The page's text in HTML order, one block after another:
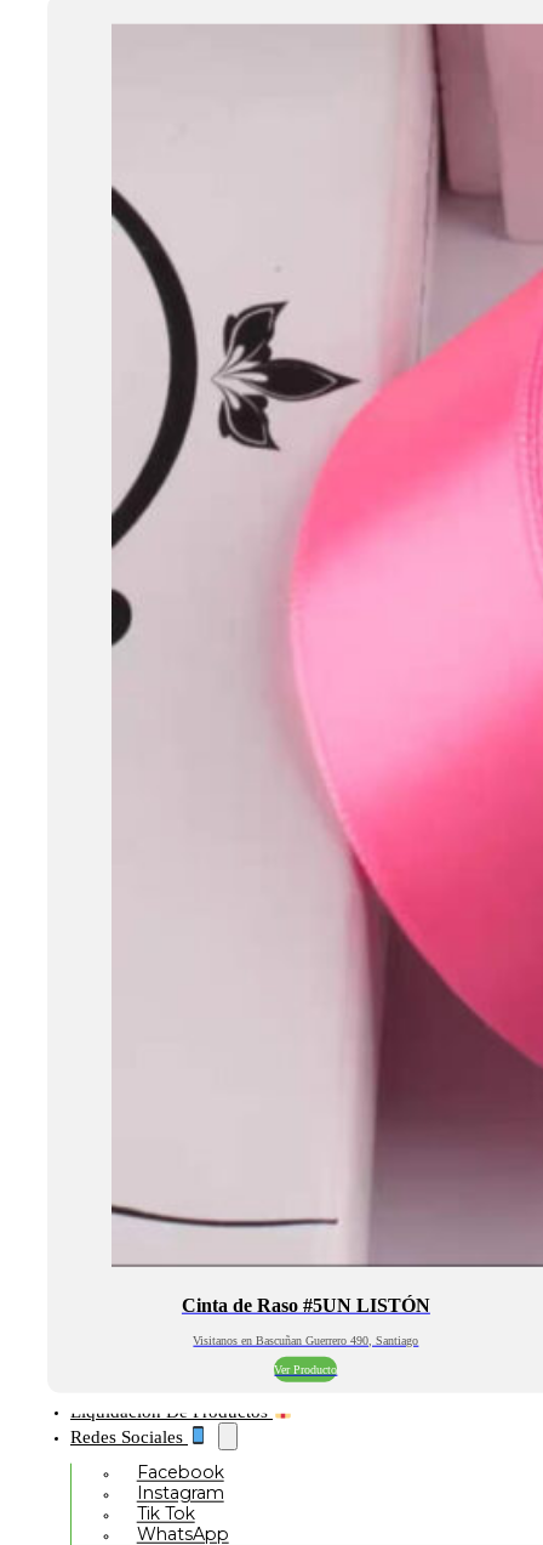
Cinta de Raso #5UN LISTÓN
Visitanos en Bascuñan Guerrero 490, Santiago
Ver Producto
Liquidación De Productos
Redes Sociales
Facebook
Instagram
Tik Tok
WhatsApp